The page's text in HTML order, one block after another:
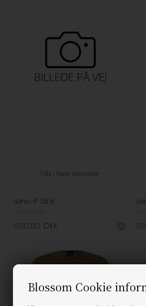
Blossom Cookie
Fås i flere størrelser
Leno-P Strik
1.100,00 DKK